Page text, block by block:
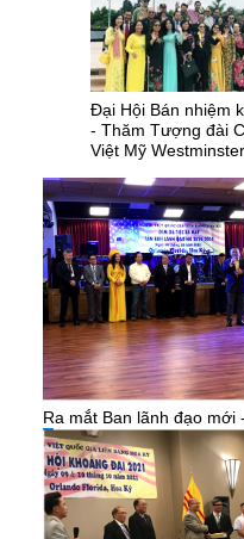
Đại Hội Bán nhiệm
- Thăm Tượng đài
Việt Mỹ Westminster
Ra mắt Ban lãnh đạo mới